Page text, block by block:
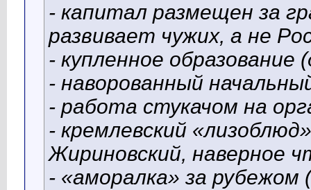
- капитал размещен за
развивает чужих, а не
- купленное образование
- наворованный
- работа стукачом на
- кремлевский
Жириновский, наверное
- «аморалка» за рубежом